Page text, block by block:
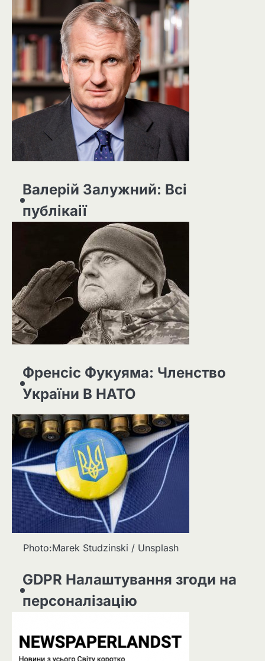
Валерій Залужний: Всі
публікаії
Френсіс Фукуяма: Членство
України В НАТО
Photo:Marek Studzinski / Unsplash
GDPR Налаштування згоди на
персоналізацію